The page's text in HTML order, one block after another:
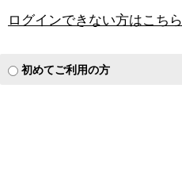
ログインできない方はこちら
初めてご利用の方